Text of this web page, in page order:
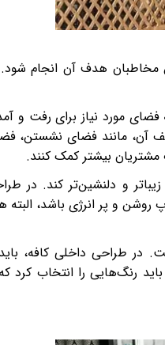
مخاطبان هدف آن انجام
مورد نیاز برای رفت و
آن، مانند فضای نشستن،
بیشتر کمک کنند.
و دلنشین‌تر کند. در
روشن و پر انرژی باشد، البته
در طراحی داخلی کافه،
رنگ‌هایی را انتخاب کرد